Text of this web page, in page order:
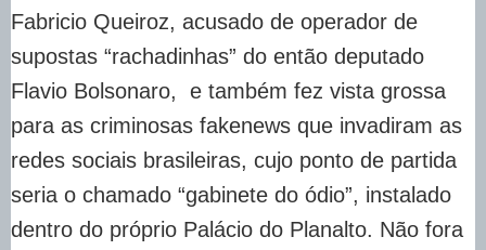
Fabricio Queiroz, acusado de operador de
supostas “rachadinhas” do então deputado
Flavio Bolsonaro, e também fez vista grossa
para as criminosas fakenews que invadiram as
redes sociais brasileiras, cujo ponto de partida
seria o chamado “gabinete do ódio”, instalado
dentro do próprio Palácio do Planalto. Não fora